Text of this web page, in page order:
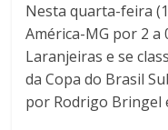
Nesta quarta-feira
América-MG por 2 a
Laranjeiras e se
da Copa do Brasil
por Rodrigo Bringel